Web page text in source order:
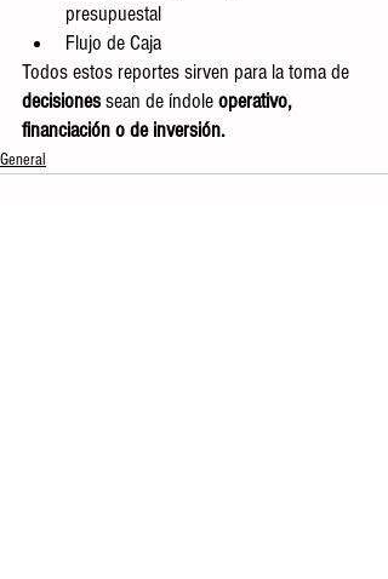
presupuestal
Flujo de Caja
Todos estos reportes sirven para la toma de
decisiones sean de índole operativo,
financiación o de inversión.
General